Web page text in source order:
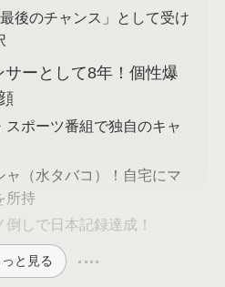
後のチャンス」として受け
ーとして8年！個性爆
スポーツ番組で独自のキャ
ャ（水タバコ）！自宅にマ
所持
しで日本記録達成！
っと見る